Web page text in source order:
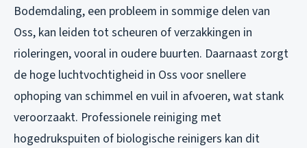
Bodemdaling, een probleem in sommige delen van
Oss, kan leiden tot scheuren of verzakkingen in
rioleringen, vooral in oudere buurten. Daarnaast zorgt
de hoge luchtvochtigheid in Oss voor snellere
ophoping van schimmel en vuil in afvoeren, wat stank
veroorzaakt. Professionele reiniging met
hogedrukspuiten of biologische reinigers kan dit